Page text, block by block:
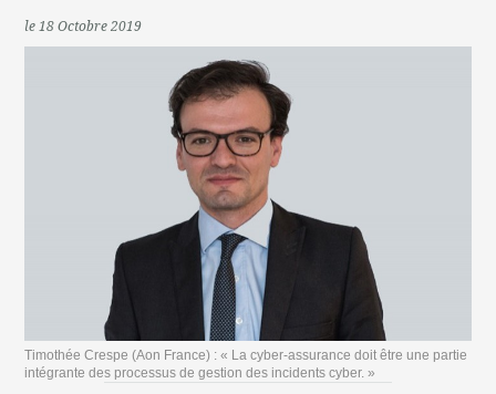
le 18 Octobre 2019
Timothée Crespe (Aon France) : « La cyber-assurance doit être une partie
intégrante des processus de gestion des incidents cyber. »